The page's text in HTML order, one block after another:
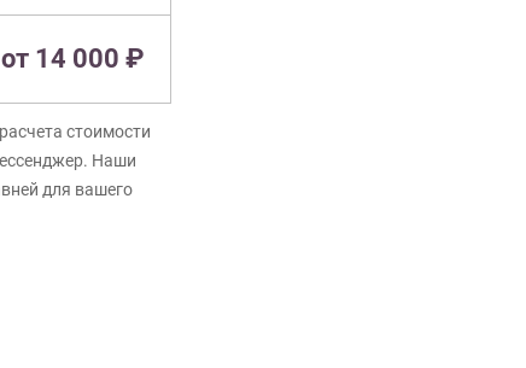
от 14 000 ₽
стоимости
Наши
для вашего